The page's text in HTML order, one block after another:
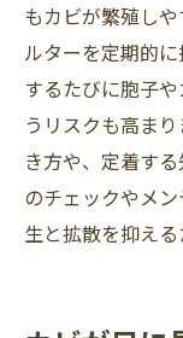
もカビが繁殖し
ルターを定期的
するたびに胞子
うリスクも高ま
き方や、定着す
のチェックやメ
生と拡散を抑える